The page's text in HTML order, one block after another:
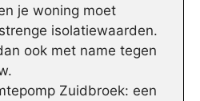
je woning moet
isolatiewaarden.
ook met name tegen
Zuidbroek: een